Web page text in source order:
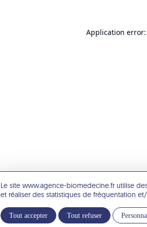
Le site www.agence-biomedecine.fr utilise
et réaliser des statistiques de fréquentation
Tout accepter Tout refuser
Application